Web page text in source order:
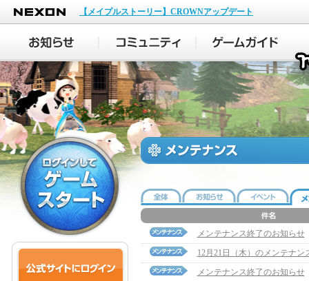
NEXON
【メイプルストーリー】CROWNアップデート
メンテナンス終了のお知らせ
12月21日（木）のメンテナン
メンテナンス終了のお知らせ